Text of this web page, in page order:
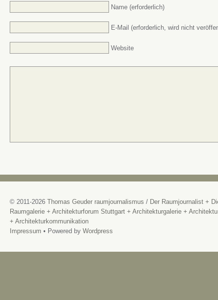
Name (erforderlich)
E-Mail (erforderlich, wird nicht
Website
© 2011-2026 Thomas Geuder raumjournalismus / Der Raumjournalist +
Raumgalerie + Architekturforum Stuttgart + Architekturgalerie +
+ Architekturkommunikation
Impressum • Powered by Wordpress